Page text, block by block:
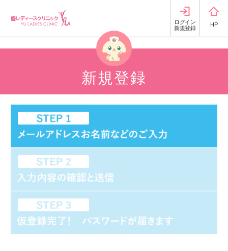
ログイン
新規登録
HP
新規登録